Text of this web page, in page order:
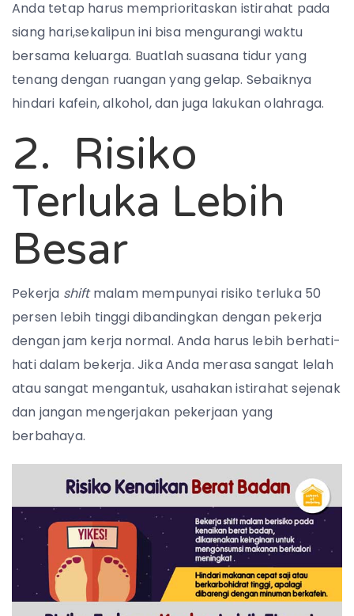
Anda tetap harus memprioritaskan istirahat pada
siang hari,sekalipun ini bisa mengurangi waktu
bersama keluarga. Buatlah suasana tidur yang
tenang dengan ruangan yang gelap. Sebaiknya
hindari kafein, alkohol, dan juga lakukan olahraga.
2. Risiko
Terluka Lebih
Besar
Pekerja shiftmalam mempunyai risiko terluka 50
persen lebih tinggi dibandingkan dengan pekerja
dengan jam kerja normal. Anda harus lebih berhati-
hati dalam bekerja. Jika Anda merasa sangat lelah
atau sangat mengantuk, usahakan istirahat sejenak
dan jangan mengerjakan pekerjaan yang
berbahaya.